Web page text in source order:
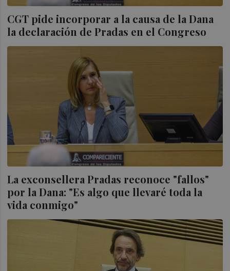
CGT pide incorporar a la causa de la Dana
la declaración de Pradas en el Congreso
La exconsellera Pradas reconoce "fallos"
por la Dana: "Es algo que llevaré toda la
vida conmigo"